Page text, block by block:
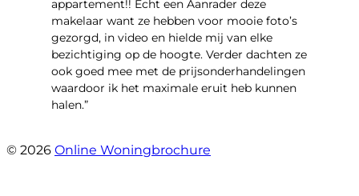
appartement!! Echt een Aanrader deze
makelaar want ze hebben voor mooie foto’s
gezorgd, in video en hielde mij van elke
bezichtiging op de hoogte. Verder dachten ze
ook goed mee met de prijsonderhandelingen
waardoor ik het maximale eruit heb kunnen
halen.”
© 2026 Online Woningbrochure